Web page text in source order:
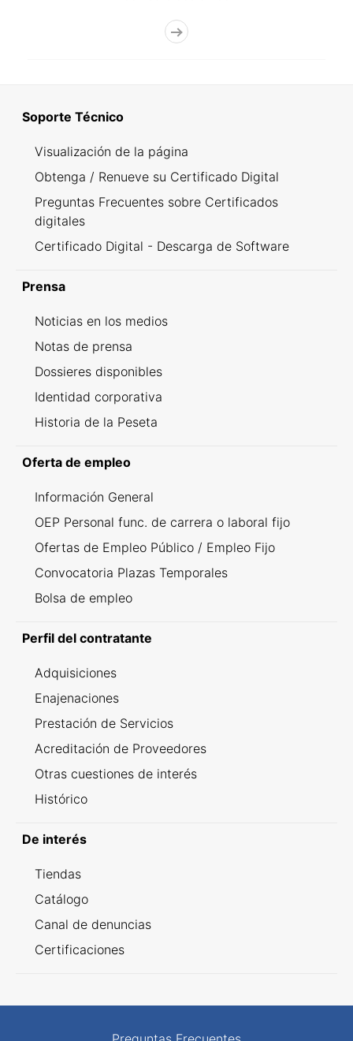
Soporte Técnico
Visualización de la página
Obtenga / Renueve su Certificado Digital
Preguntas Frecuentes sobre Certificados
digitales
Certificado Digital - Descarga de Software
Prensa
Noticias en los medios
Notas de prensa
Dossieres disponibles
Identidad corporativa
Historia de la Peseta
Oferta de empleo
Información General
OEP Personal func. de carrera o laboral fijo
Ofertas de Empleo Público / Empleo Fijo
Convocatoria Plazas Temporales
Bolsa de empleo
Perfil del contratante
Adquisiciones
Enajenaciones
Prestación de Servicios
Acreditación de Proveedores
Otras cuestiones de interés
Histórico
De interés
Tiendas
Catálogo
Canal de denuncias
Certificaciones